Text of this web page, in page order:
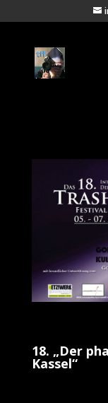
18. „Der
Kassel“